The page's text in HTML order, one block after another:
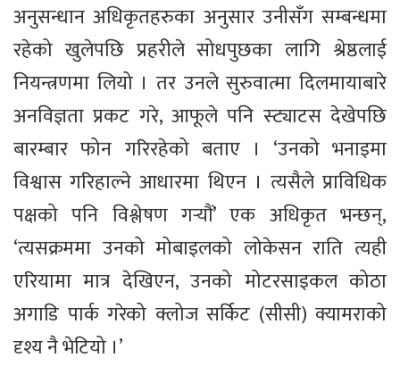
अनुसन्धान अधिकृतहरुका अनुसार उनीसँग सम्बन्धमा
रहेको खुलेपछि प्रहरीले सोधपुछका लागि श्रेष्ठलाई
नियन्त्रणमा लियो । तर उनले सुरुवात्मा दिलमायाबारे
अनविज्ञता प्रकट गरे, आफूले पनि स्ट्याटस देखेपछि
बारम्बार फोन गरिरहेको बताए । ‘उनको भनाइमा
विश्वास गरिहाल्ने आधारमा थिएन । त्यसैले प्राविधिक
पक्षको पनि विश्लेषण गर्‍यौं’ एक अधिकृत भन्छन्,
‘त्यसक्रममा उनको मोबाइलको लोकेसन राति त्यही
एरियामा मात्र देखिएन, उनको मोटरसाइकल कोठा
अगाडि पार्क गरेको क्लोज सर्किट (सीसी) क्यामराको
दृश्य नै भेटियो ।’